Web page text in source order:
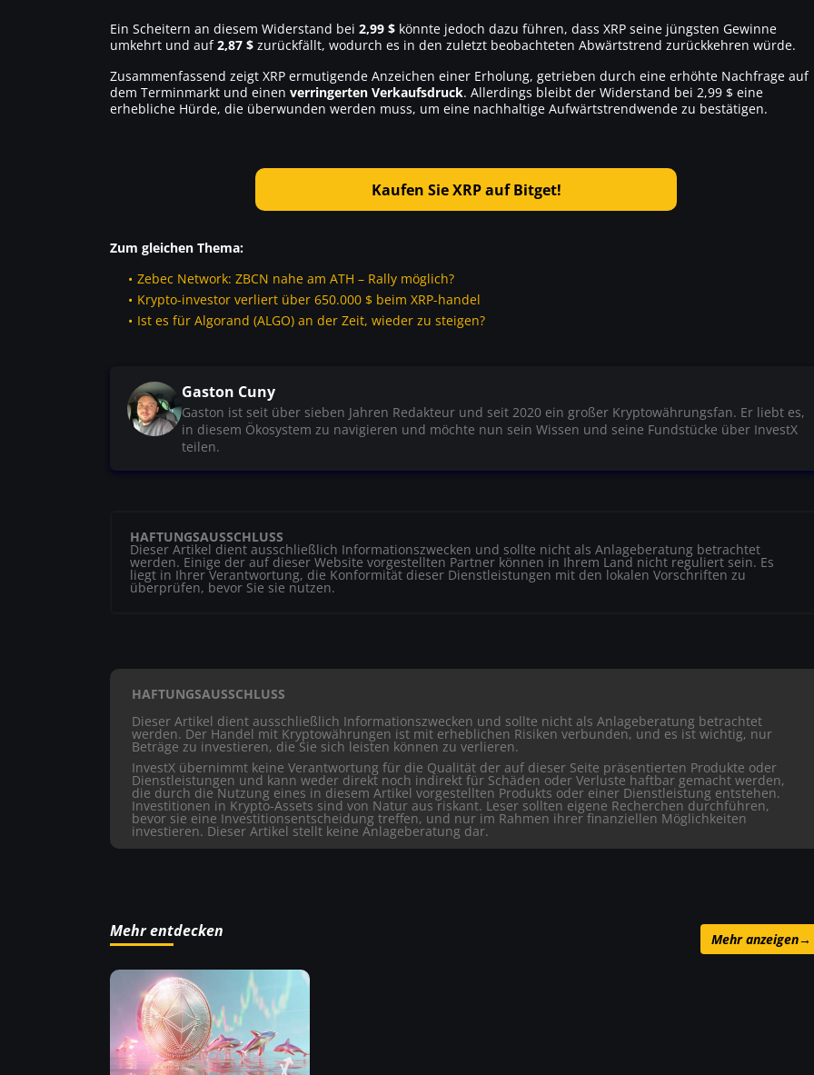
Ein Scheitern an diesem Widerstand bei 2,99 $ könnte jedoch dazu führen, dass XRP seine jüngsten Gewinne
umkehrt und auf2,87 $ zurückfällt, wodurch es in den zuletzt beobachteten Abwärtstrend zurückkehren würde.
Zusammenfassend zeigt XRP ermutigende Anzeichen einer Erholung, getrieben durch eine erhöhte Nachfrage auf
dem Terminmarkt und einen verringerten Verkaufsdruck. Allerdings bleibt der Widerstand bei 2,99 $ eine
erhebliche Hürde, die überwunden werden muss, um eine nachhaltige Aufwärtstrendwende zu bestätigen.
Kaufen Sie XRP auf Bitget!
Zum gleichen Thema:
Zebec Network: ZBCN nahe am ATH – Rally möglich?
Krypto-investor verliert über 650.000 $ beim XRP-handel
Ist es für Algorand (ALGO) an der Zeit, wieder zu steigen?
Gaston Cuny
Gaston ist seit über sieben Jahren Redakteur und seit 2020 ein großer Kryptowährungsfan. Er liebt es,
in diesem Ökosystem zu navigieren und möchte nun sein Wissen und seine Fundstücke über InvestX
teilen.
HAFTUNGSAUSSCHLUSS
Dieser Artikel dient ausschließlich Informationszwecken und sollte nicht als Anlageberatung betrachtet
werden. Einige der auf dieser Website vorgestellten Partner können in Ihrem Land nicht reguliert sein. Es
liegt in Ihrer Verantwortung, die Konformität dieser Dienstleistungen mit den lokalen Vorschriften zu
überprüfen, bevor Sie sie nutzen.
HAFTUNGSAUSSCHLUSS
Dieser Artikel dient ausschließlich Informationszwecken und sollte nicht als Anlageberatung betrachtet
werden. Der Handel mit Kryptowährungen ist mit erheblichen Risiken verbunden, und es ist wichtig, nur
Beträge zu investieren, die Sie sich leisten können zu verlieren.
InvestX übernimmt keine Verantwortung für die Qualität der auf dieser Seite präsentierten Produkte oder
Dienstleistungen und kann weder direkt noch indirekt für Schäden oder Verluste haftbar gemacht werden,
die durch die Nutzung eines in diesem Artikel vorgestellten Produkts oder einer Dienstleistung entstehen.
Investitionen in Krypto-Assets sind von Natur aus riskant. Leser sollten eigene Recherchen durchführen,
bevor sie eine Investitionsentscheidung treffen, und nur im Rahmen ihrer finanziellen Möglichkeiten
investieren. Dieser Artikel stellt keine Anlageberatung dar.
Mehr entdecken Mehr anzeigen→